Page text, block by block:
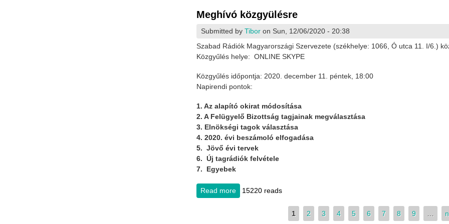
Meghívó közgyülésre
Submitted by Tibor on Sun, 12/06/2020 - 20:38
Szabad Rádiók Magyarországi Szervezete (székhelye: 1066, Ó utca 11. I/6.)
Közgyűlés helye: ONLINE SKYPE
Közgyűlés időpontja: 2020. december 11. péntek, 18:00
Napirendi pontok:
1. Az alapító okirat módosítása
2. A Felügyelő Bizottság tagjainak megválasztása
3. Elnökségi tagok választása
4. 2020. évi beszámoló elfogadása
5. Jövő évi tervek
6. Új tagrádiók felvétele
7. Egyebek
Read more about Meghívó közgyülésre
15220 reads
1 2 3 4 5 6 7 8 9